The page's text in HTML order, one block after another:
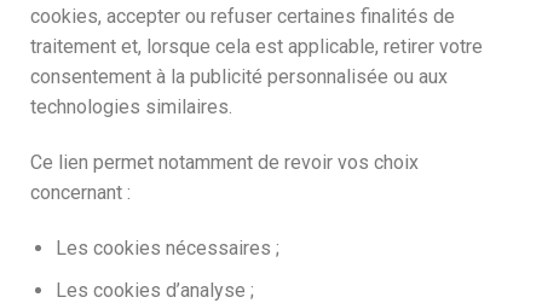
cookies, accepter ou refuser certaines finalités de
traitement et, lorsque cela est applicable, retirer votre
consentement à la publicité personnalisée ou aux
technologies similaires.
Ce lien permet notamment de revoir vos choix
concernant :
Les cookies nécessaires ;
Les cookies d’analyse ;